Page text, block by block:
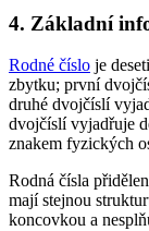
4. Základní
Rodné číslo je
zbytku; první
druhé dvojčíslí
dvojčíslí vyjadřuje
znakem fyzických
Rodná čísla
mají stejnou
koncovkou a